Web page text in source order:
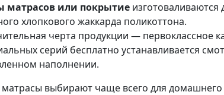
матрасов или покрытие изготоваливаются
хлопкового жаккарда поликоттона.
черта продукции — первоклассное
серий бесплатно устанавливается
наполнении.
выбирают чаще всего для домашнего